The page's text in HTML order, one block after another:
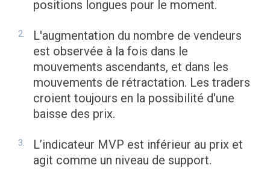
positions longues pour le moment.
L'augmentation du nombre de vendeurs
est observée à la fois dans le
mouvements ascendants, et dans les
mouvements de rétractation. Les traders
croient toujours en la possibilité d'une
baisse des prix.
L’indicateur MVP est inférieur au prix et
agit comme un niveau de support.